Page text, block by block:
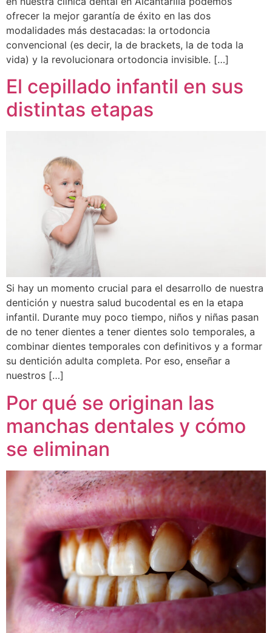
ofrecer la mejor garantía de éxito en las dos
modalidades más destacadas: la ortodoncia
convencional (es decir, la de brackets, la de toda la
vida) y la revolucionara ortodoncia invisible. […]
El cepillado infantil en sus
distintas etapas
Si hay un momento crucial para el desarrollo de nuestra
dentición y nuestra salud bucodental es en la etapa
infantil. Durante muy poco tiempo, niños y niñas pasan
de no tener dientes a tener dientes solo temporales, a
combinar dientes temporales con definitivos y a formar
su dentición adulta completa. Por eso, enseñar a
nuestros […]
Por qué se originan las
manchas dentales y cómo
se eliminan